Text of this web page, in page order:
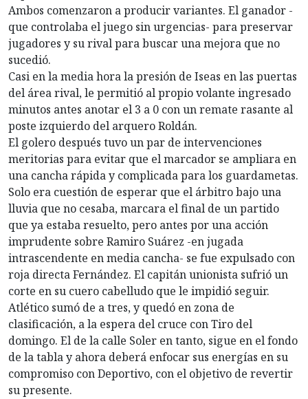
Ambos comenzaron a producir variantes. El ganador -
que controlaba el juego sin urgencias- para preservar
jugadores y su rival para buscar una mejora que no
sucedió.
Casi en la media hora la presión de Iseas en las puertas
del área rival, le permitió al propio volante ingresado
minutos antes anotar el 3 a 0 con un remate rasante al
poste izquierdo del arquero Roldán.
El golero después tuvo un par de intervenciones
meritorias para evitar que el marcador se ampliara en
una cancha rápida y complicada para los guardametas.
Solo era cuestión de esperar que el árbitro bajo una
lluvia que no cesaba, marcara el final de un partido
que ya estaba resuelto, pero antes por una acción
imprudente sobre Ramiro Suárez -en jugada
intrascendente en media cancha- se fue expulsado con
roja directa Fernández. El capitán unionista sufrió un
corte en su cuero cabelludo que le impidió seguir.
Atlético sumó de a tres, y quedó en zona de
clasificación, a la espera del cruce con Tiro del
domingo. El de la calle Soler en tanto, sigue en el fondo
de la tabla y ahora deberá enfocar sus energías en su
compromiso con Deportivo, con el objetivo de revertir
su presente.